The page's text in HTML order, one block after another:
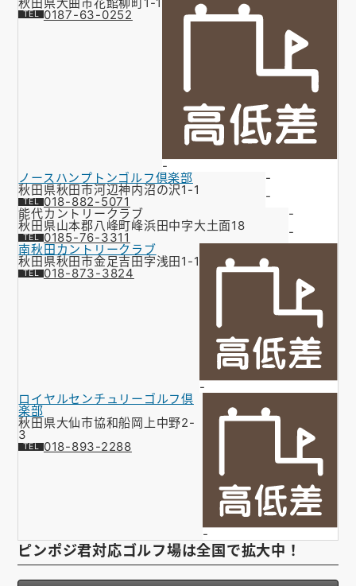
0187-63-0252
-
ノースハンプトンゴルフ倶楽部
秋田県秋田市河辺神内沼の沢1-1
018-882-5071
-
-
能代カントリークラブ
秋田県山本郡八峰町峰浜田中字大土面18
0185-76-3311
-
-
南秋田カントリークラブ
秋田県秋田市金足吉田字浅田1-1
018-873-3824
-
ロイヤルセンチュリーゴルフ倶
楽部
秋田県大仙市協和船岡上中野2-
3
018-893-2288
-
ピンポジ君対応ゴルフ場は全国で拡大中！